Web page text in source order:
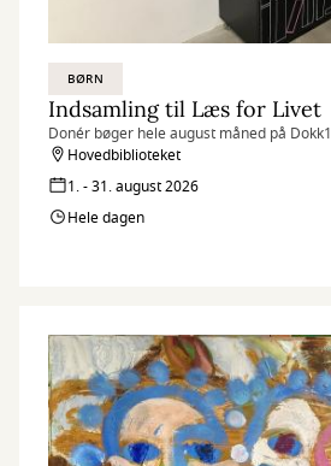
BØRN
Indsamling til Læs for Livet
Donér bøger hele august måned på Dokk1
Hovedbiblioteket
1. - 31. august 2026
Hele dagen